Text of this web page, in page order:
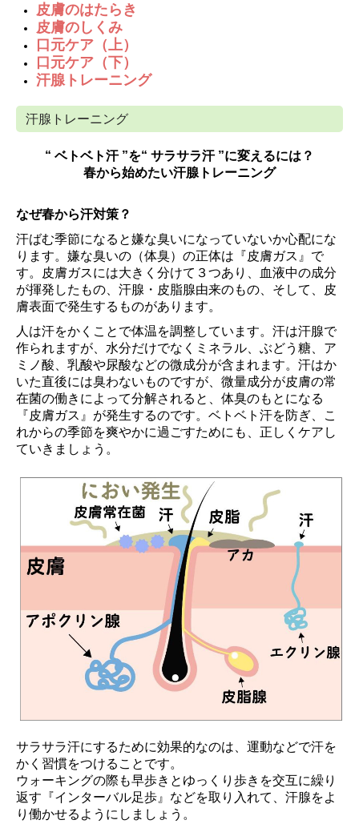
皮膚のはたらき
皮膚のしくみ
口元ケア（上）
口元ケア（下）
汗腺トレーニング
汗腺トレーニング
“ ベトベト汗 ”を“ サラサラ汗 ”に変えるには？
春から始めたい汗腺トレーニング
なぜ春から汗対策？
汗ばむ季節になると嫌な臭いになっていないか心配にな
ります。嫌な臭いの（体臭）の正体は『皮膚ガス』で
す。皮膚ガスには大きく分けて３つあり、血液中の成分
が揮発したもの、汗腺・皮脂腺由来のもの、そして、皮
膚表面で発生するものがあります。
人は汗をかくことで体温を調整しています。汗は汗腺で
作られますが、水分だけでなくミネラル、ぶどう糖、ア
ミノ酸、乳酸や尿酸などの微成分が含まれます。汗はか
いた直後には臭わないものですが、微量成分が皮膚の常
在菌の働きによって分解されると、体臭のもとになる
『皮膚ガス』が発生するのです。ベトベト汗を防ぎ、
こ
れからの季節を爽やかに過ごすためにも、正しくケアし
ていきましょう。
サラサラ汗にするために効果的なのは、運動などで汗を
かく習慣をつけることです。
ウォーキングの際も早歩きとゆっくり歩きを交互に繰り
返す『インターバル足歩』などを取り入れて、汗腺をよ
り働かせるようにしましょう。